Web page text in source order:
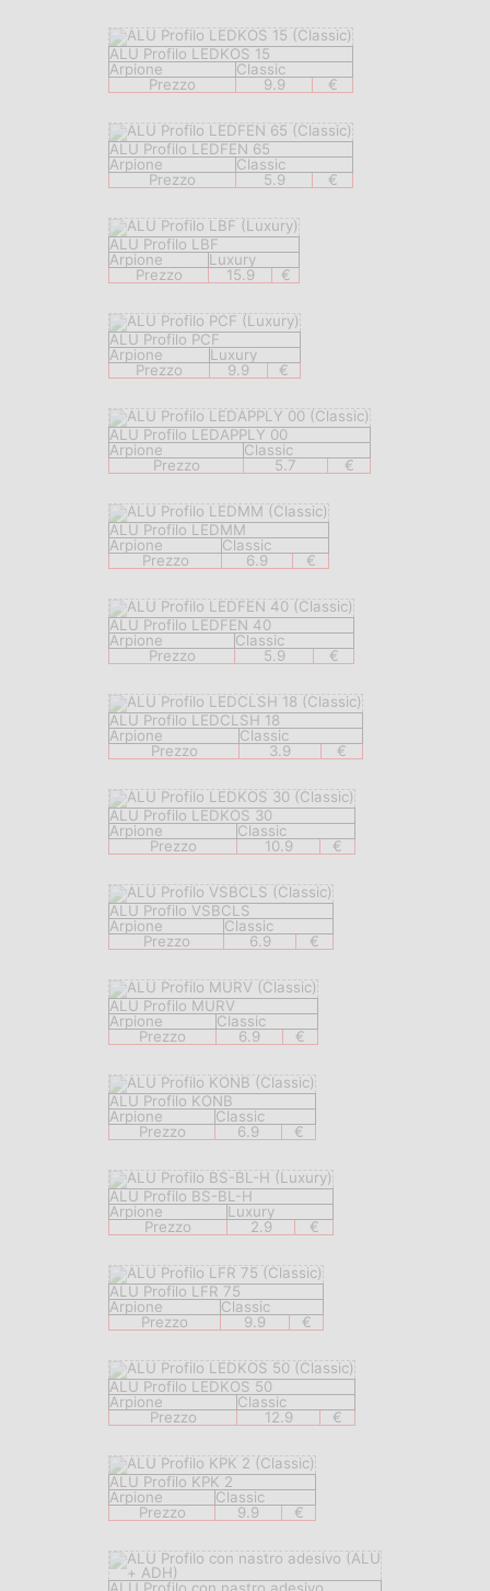
ALU Profilo LEDKOS 15
Arpione
Classic
Prezzo
9.9 €
ALU Profilo LEDFEN 65
Arpione
Classic
Prezzo
5.9 €
ALU Profilo LBF
Arpione
Luxury
Prezzo
15.9 €
ALU Profilo PCF
Arpione
Luxury
Prezzo
9.9 €
ALU Profilo LEDAPPLY 00
Arpione
Classic
Prezzo
5.7 €
ALU Profilo LEDMM
Arpione
Classic
Prezzo
6.9 €
ALU Profilo LEDFEN 40
Arpione
Classic
Prezzo
5.9 €
ALU Profilo LEDCLSH 18
Arpione
Classic
Prezzo
3.9 €
ALU Profilo LEDKOS 30
Arpione
Classic
Prezzo
10.9 €
ALU Profilo VSBCLS
Arpione
Classic
Prezzo
6.9 €
ALU Profilo MURV
Arpione
Classic
Prezzo
6.9 €
ALU Profilo KONB
Arpione
Classic
Prezzo
6.9 €
ALU Profilo BS-BL-H
Arpione
Luxury
Prezzo
2.9 €
ALU Profilo LFR 75
Arpione
Classic
Prezzo
9.9 €
ALU Profilo LEDKOS 50
Arpione
Classic
Prezzo
12.9 €
ALU Profilo KPK 2
Arpione
Classic
Prezzo
9.9 €